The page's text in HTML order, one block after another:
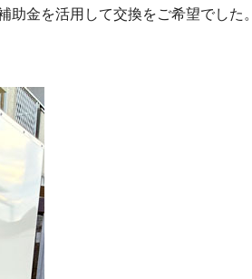
金を活用して交換をご希望でした。